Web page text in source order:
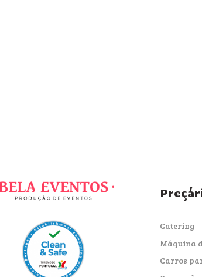
Catering
Máquina
Carros